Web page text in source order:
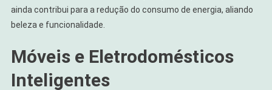
ainda contribui para a redução do consumo de energia, aliando
beleza e funcionalidade.
Móveis e Eletrodomésticos
Inteligentes